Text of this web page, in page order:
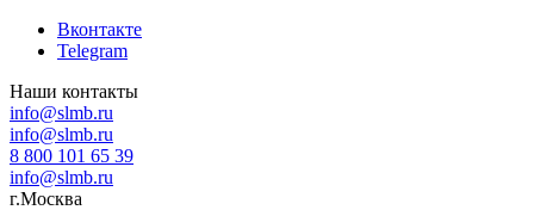
Вконтакте
Telegram
Наши контакты
info@slmb.ru
info@slmb.ru
8 800 101 65 39
info@slmb.ru
г.Москва